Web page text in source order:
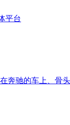
平台
奔驰的车上、骨